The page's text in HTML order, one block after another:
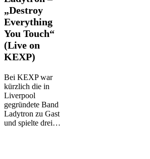
„Destroy
Everything
You
Touch“
(Live
on
„Destroy
Everything
You Touch“
(Live on
KEXP)
Bei KEXP war
kürzlich die in
Liverpool
gegründete Band
Ladytron zu Gast
und spielte drei…